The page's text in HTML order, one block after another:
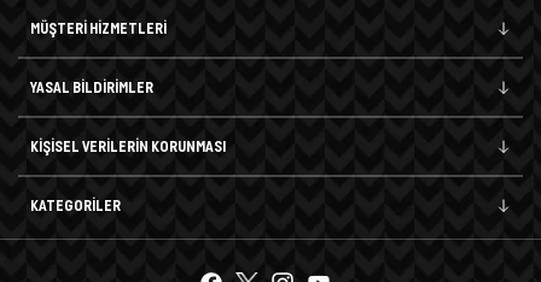
MÜŞTERİ HİZMETLERİ
YASAL BİLDİRİMLER
KİŞİSEL VERİLERİN KORUNMASI
KATEGORİLER